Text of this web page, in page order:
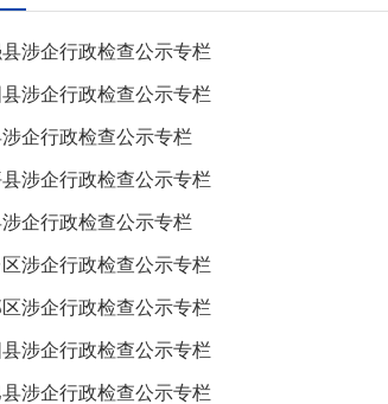
涉企行政检查公示专栏
涉企行政检查公示专栏
企行政检查公示专栏
涉企行政检查公示专栏
企行政检查公示专栏
涉企行政检查公示专栏
涉企行政检查公示专栏
涉企行政检查公示专栏
涉企行政检查公示专栏